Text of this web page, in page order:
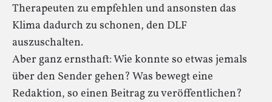
Therapeuten zu empfehlen und ansonsten das
Klima dadurch zu schonen, den DLF
auszuschalten.
Aber ganz ernsthaft: Wie konnte so etwas jemals
über den Sender gehen? Was bewegt eine
Redaktion, so einen Beitrag zu veröffentlichen?